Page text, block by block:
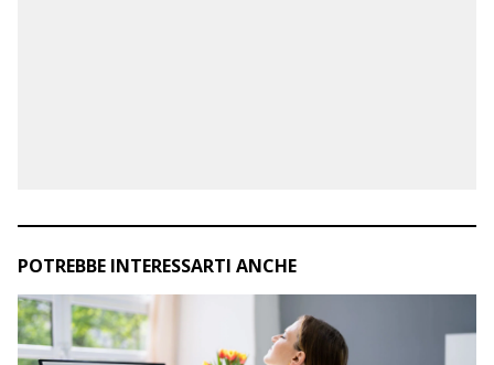
POTREBBE INTERESSARTI ANCHE